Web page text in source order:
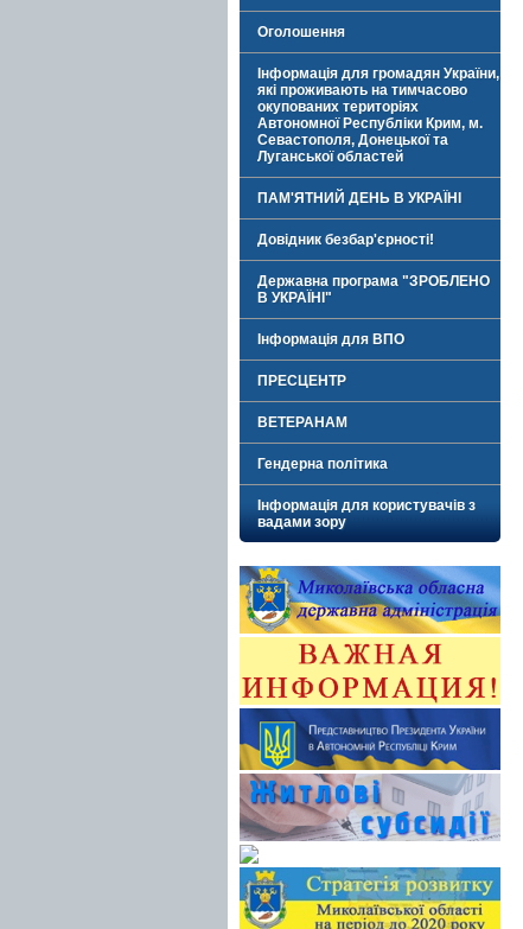
Оголошення
Інформація для громадян України,
які проживають на тимчасово
окупованих територіях
Автономної Республіки Крим, м.
Севастополя, Донецької та
Луганської областей
ПАМ'ЯТНИЙ ДЕНЬ В УКРАЇНІ
Довідник безбар'єрності!
Державна програма "ЗРОБЛЕНО
В УКРАЇНІ"
Інформація для ВПО
ПРЕСЦЕНТР
ВЕТЕРАНАМ
Гендерна політика
Інформація для користувачів з
вадами зору